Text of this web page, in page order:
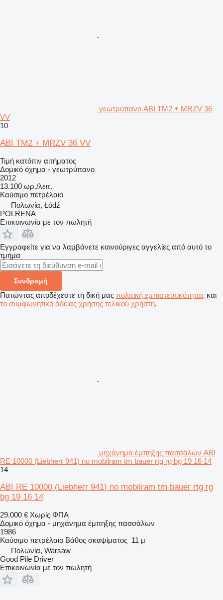
γεωτρύπανο ABI TM2 + MRZV 36
VV
10
ABI TM2 + MRZV 36 VV
Τιμή κατόπιν αιτήματος
Δομικό όχημα - γεωτρύπανο
2012
13.100 ωρ./λειτ.
Καύσιμο πετρέλαιο
Πολωνία, Łódź
POLRENA
Επικοινωνία με τον πωλητή
Εγγραφείτε για να λαμβάνετε καινούριγες αγγελίες από αυτό το
τμήμα
Συνδρομή
Πατώντας αποδέχεστε τη δική μας πολιτική εμπιστευτικότητας και
το συμφωνητικό άδειας χρήσης τελικού χρήστη.
μηχάνημα έμπηξης πασσάλων ABI
RE 10000 (Liebherr 941) no mobilram tm bauer rtg rg bg 19 16 14
14
ABI RE 10000 (Liebherr 941) no mobilram tm bauer rtg rg
bg 19 16 14
29.000 € Χωρίς ΦΠΑ
Δομικό όχημα - μηχάνημα έμπηξης πασσάλων
1986
Καύσιμο πετρέλαιο Βάθος σκαψίματος 11 μ
Πολωνία, Warsaw
Good Pile Driver
Επικοινωνία με τον πωλητή